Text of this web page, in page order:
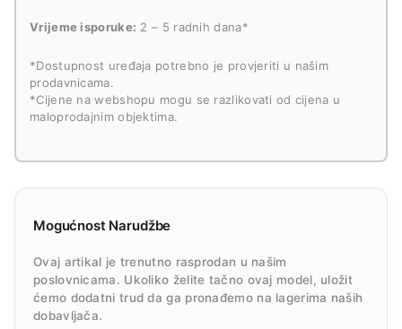
Vrijeme isporuke: 2 – 5 radnih dana*
*Dostupnost uređaja potrebno je provjeriti u našim
prodavnicama.
*Cijene na webshopu mogu se razlikovati od cijena u
maloprodajnim objektima.
Mogućnost Narudžbe
Ovaj artikal je trenutno rasprodan u našim
poslovnicama. Ukoliko želite tačno ovaj model, uložit
ćemo dodatni trud da ga pronađemo na lagerima naših
dobavljača.